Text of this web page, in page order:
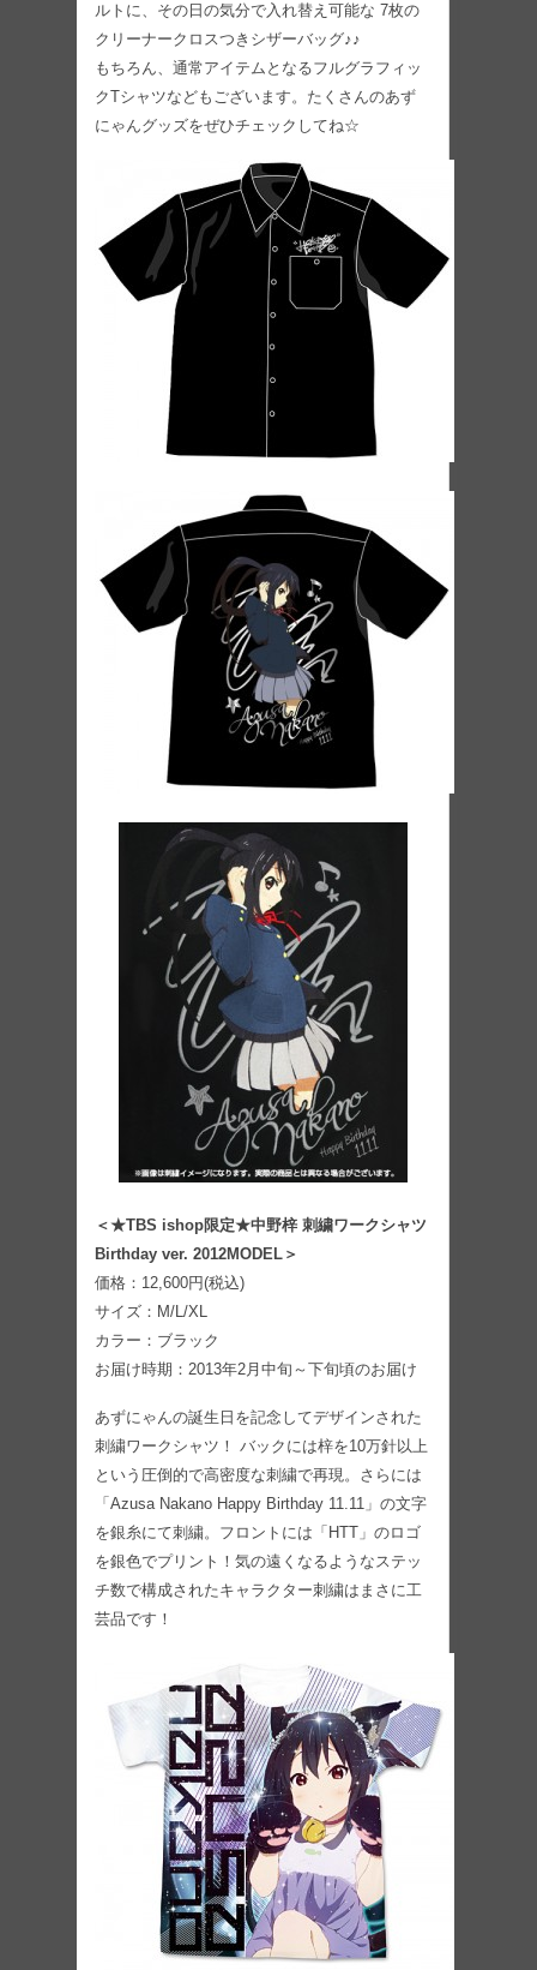
ルトに、その日の気分で入れ替え可能な 7枚の
クリーナークロスつきシザーバッグ♪♪
もちろん、通常アイテムとなるフルグラフィッ
クTシャツなどもございます。たくさんのあず
にゃんグッズをぜひチェックしてね☆
＜★TBS ishop限定★中野梓 刺繍ワークシャツ
Birthday ver. 2012MODEL＞
価格：12,600円(税込)
サイズ：M/L/XL
カラー：ブラック
お届け時期：2013年2月中旬～下旬頃のお届け
あずにゃんの誕生日を記念してデザインされた
刺繍ワークシャツ！ バックには梓を10万針以上
という圧倒的で高密度な刺繍で再現。さらには
「Azusa Nakano Happy Birthday 11.11」の文字
を銀糸にて刺繍。フロントには「HTT」のロゴ
を銀色でプリント！気の遠くなるようなステッ
チ数で構成されたキャラクター刺繍はまさに工
芸品です！